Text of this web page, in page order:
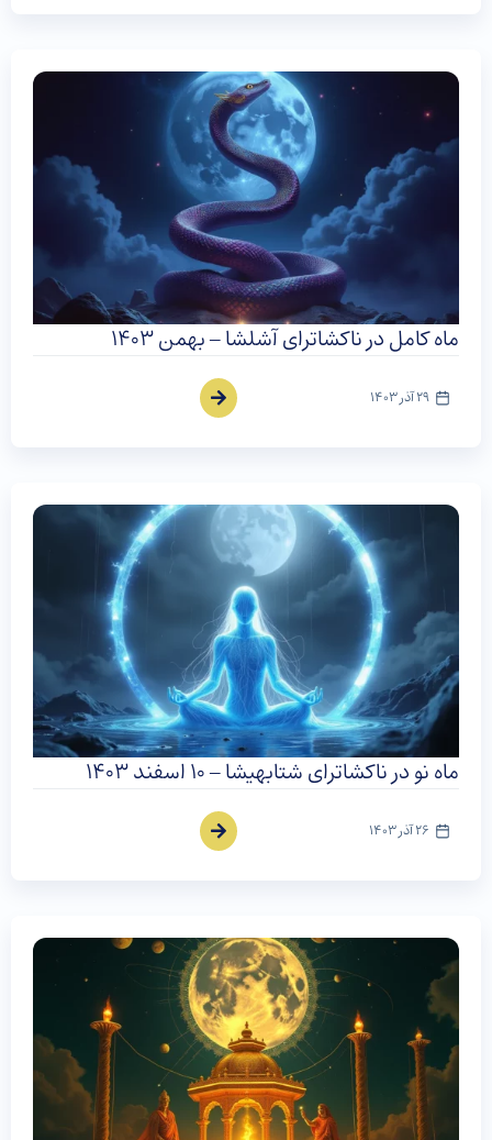
ماه کامل در ناکشاترای آشلشا – بهمن ۱۴۰۳
29 آذر 1403
ماه نو در ناکشاترای شتابهیشا – ۱۰ اسفند ۱۴۰۳
26 آذر 1403